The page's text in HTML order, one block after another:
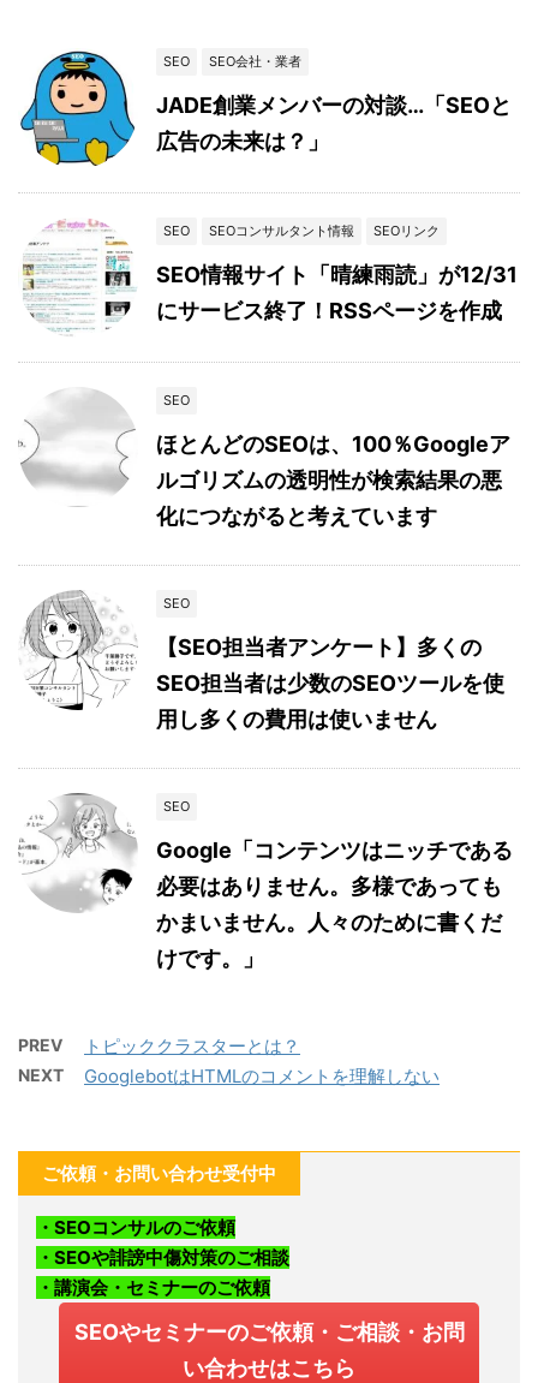
SEO SEO会社・業者
JADE創業メンバーの対談…「SEOと
広告の未来は？」
SEO SEOコンサルタント情報 SEOリンク
SEO情報サイト「晴練雨読」が12/31
にサービス終了！RSSページを作成
SEO
ほとんどのSEOは、100％Googleア
ルゴリズムの透明性が検索結果の悪
化につながると考えています
SEO
【SEO担当者アンケート】多くの
SEO担当者は少数のSEOツールを使
用し多くの費用は使いません
SEO
Google「コンテンツはニッチである
必要はありません。多様であっても
かまいません。人々のために書くだ
けです。」
PREV トピッククラスターとは？
NEXT GooglebotはHTMLのコメントを理解しない
ご依頼・お問い合わせ受付中
・SEOコンサルのご依頼
・SEOや誹謗中傷対策のご相談
・講演会・セミナーのご依頼
SEOやセミナーのご依頼・ご相談・お問
い合わせはこちら